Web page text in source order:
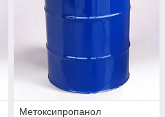
Метоксипропанол